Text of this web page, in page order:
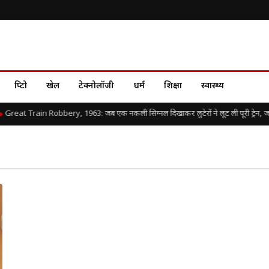
क्रिप्टो खेल टेक्नोलॉजी धर्म शिक्षा स्वास्थ्य
Great Train Robbery, 1963: जब एक नकली सिग्नल दिखाकर लुटेरों ने लूट ली पूरी ट्रेन,